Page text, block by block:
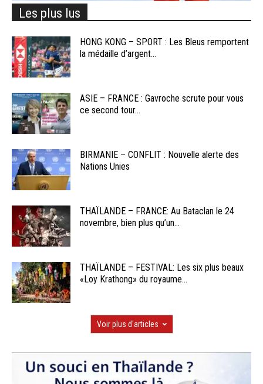
Les plus lus
HONG KONG – SPORT : Les Bleus remportent
la médaille d’argent...
ASIE – FRANCE : Gavroche scrute pour vous
ce second tour...
BIRMANIE – CONFLIT : Nouvelle alerte des
Nations Unies
THAÏLANDE – FRANCE: Au Bataclan le 24
novembre, bien plus qu’un...
THAÏLANDE – FESTIVAL: Les six plus beaux
«Loy Krathong» du royaume...
Voir plus d'articles